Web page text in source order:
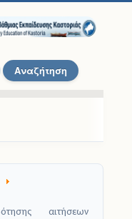
Αναζήτηση
αιτήσεων